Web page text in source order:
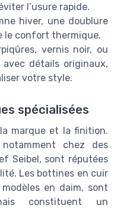
l’usure rapide.
hiver, une doublure
le confort thermique.
vernis noir, ou
détails originaux,
votre style.
spécialisées
marque et la finition.
chez des
Seibel, sont réputées
Les bottines en cuir
en daim, sont
constituent un